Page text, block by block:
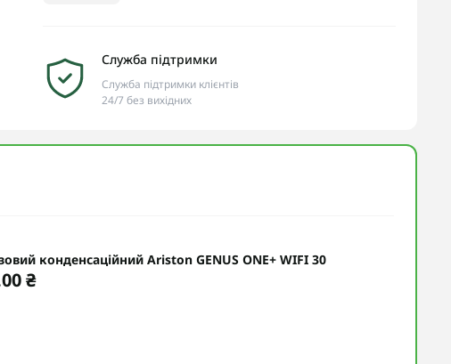
Служба підтримки
Служба підтримки клієнтів
24/7 без вихідних
конденсаційний Ariston GENUS ONE+ WIFI 30
₴